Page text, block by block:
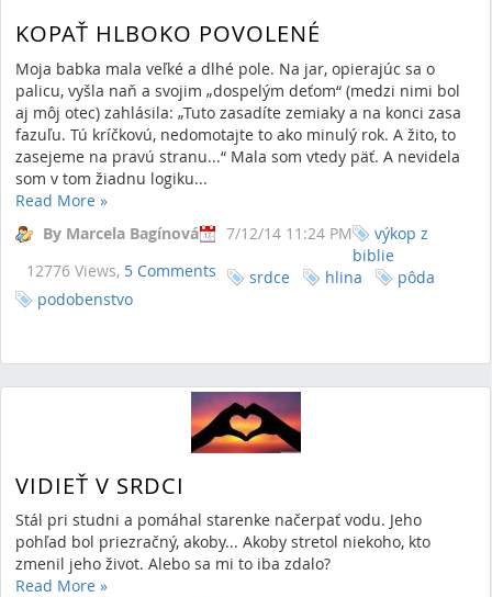
KOPAŤ HLBOKO POVOLENÉ
Moja babka mala veľké a dlhé pole. Na jar, opierajúc sa o
palicu, vyšla naň a svojim „dospelým deťom“ (medzi nimi bol
aj môj otec) zahlásila: „Tuto zasadíte zemiaky a na konci zasa
fazuľu. Tú kríčkovú, nedomotajte to ako minulý rok. A žito, to
zasejeme na pravú stranu...“ Mala som vtedy päť. A nevidela
som v tom žiadnu logiku...
Read More »
By Marcela Bagínová
7/12/14 11:24 PM
12776 Views, 5 Comments
výkop z
biblie
srdce
hlina
pôda
podobenstvo
VIDIEŤ V SRDCI
Stál pri studni a pomáhal starenke načerpať vodu. Jeho
pohľad bol priezračný, akoby... Akoby stretol niekoho, kto
zmenil jeho život. Alebo sa mi to iba zdalo?
Read More »